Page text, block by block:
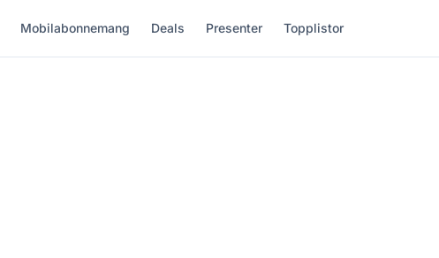
Mobilabonnemang Deals Presenter Topplistor